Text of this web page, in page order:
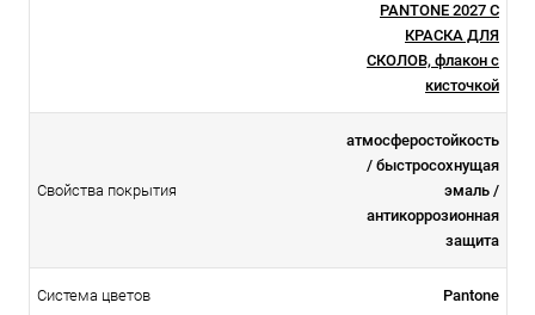
PANTONE 2027 C
КРАСКА ДЛЯ
СКОЛОВ, флакон с
кисточкой
Свойства покрытия
атмосферостойкоcть
/ быстросохнущая
эмаль /
антикоррозионная
защита
Система цветов Pantone